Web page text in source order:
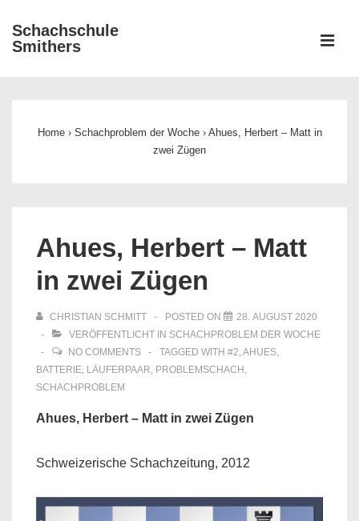
Zum
Inhalt
Schachschule
Smithers
Home › Schachproblem der Woche › Ahues, Herbert – Matt in
zwei Zügen
Ahues, Herbert – Matt
in zwei Zügen
CHRISTIAN SCHMITT POSTED ON
28. AUGUST 2020
VERÖFFENTLICHT IN SCHACHPROBLEM DER WOCHE
NO COMMENTS
TAGGED WITH #2,AHUES,
BATTERIE, LÄUFERPAAR, PROBLEMSCHACH ,
SCHACHPROBLEM
Ahues, Herbert – Matt in zwei Zügen
Schweizerische Schachzeitung, 2012